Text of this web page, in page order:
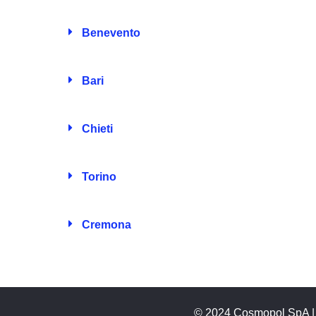
Benevento
Bari
Chieti
Torino
Cremona
© 2024 Cosmopol SpA |